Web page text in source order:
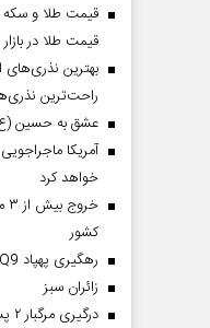
قیمت طلا در
بهترین نذری‌های
راحت‌ترین
عشق به حسین
آمریکا
خواهد کرد
کشور
رهگیری پهپاد MQ9 بر فراز تنگه هرمز
‌زائران سبز
درگیری مرگبار ۲ پسرخاله در پارک